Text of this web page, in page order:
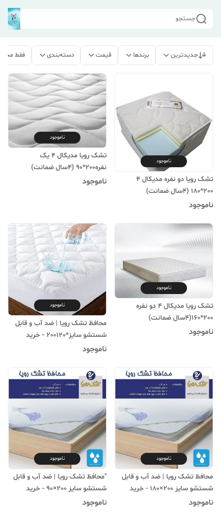
جستجو
جدیدترین برندها قیمت دسته‌بندی فقط
ناموجود
تشک رویا دو نفره مدیکال 4
200*180 (۴سال ضمانت)
ناموجود
ناموجود
تشک رویا مدیکال 4 یک
نفره200*90 (۴سال ضمانت)
ناموجود
ناموجود
تشک رویا مدیکال 4 دو نفره
200*160(۴سال ضمانت)
ناموجود
ناموجود
محافظ تشک رویا | ضد آب و قابل
شستشو سایز*200120 - خرید
آنلاین"
ناموجود
ناموجود
محافظ تشک رویا | ضد آب و قابل
شستشو سایز 200×180 - خرید
آنلاین"
ناموجود
ناموجود
"محافظ تشک رویا | ضد آب و قابل
شستشو سایز 200×90 - خرید
آنلاین"
ناموجود